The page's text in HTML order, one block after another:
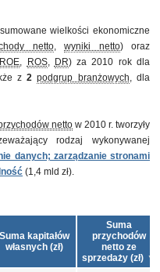
wielkości ekonomiczne
netto, wyniki netto) oraz
ROE, ROS, DR) za 2010 rok dla
z2 podgrup branżowych, dla
netto w 2010 r. tworzyły
rodzaj wykonywanej
danych; zarządzanie stronami
(1,4 mld zł).
Suma kapitałów
własnych (zł)
Suma
przychodów
netto ze
sprzedaży (zł)